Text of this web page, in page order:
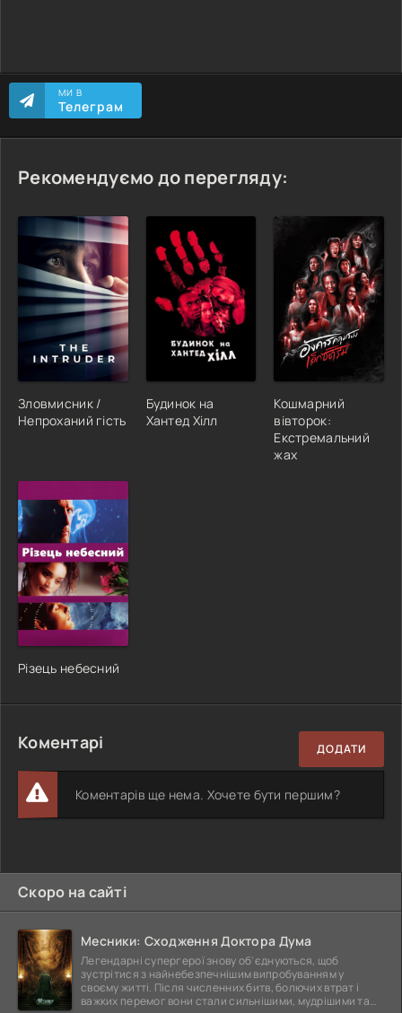
МИ В
Телеграм
Рекомендуємо до перегляду:
Зловмисник /
Непроханий гість
Будинок на
Хантед Хілл
Кошмарний
вівторок:
Екстремальний
жах
Різець небесний
Коментарі ДОДАТИ
Коментарів ще нема. Хочете бути першим?
Скоро на сайті
Месники: Сходження Доктора Дума
Легендарні супергерої знову об'єднуються, щоб
зустрітися з найнебезпечнішим випробуванням у
своєму житті. Після численних битв, болючих втрат і
важких перемог вони стали сильнішими, мудрішими та